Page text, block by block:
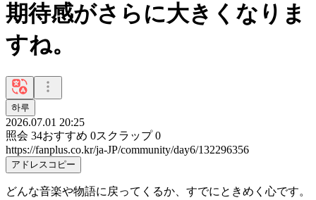
期待感がさらに大きくなりま
すね。
하루
2026.07.01 20:25
照会 34おすすめ 0スクラップ 0
https://fanplus.co.kr/ja-JP/community/day6/132296356
アドレスコピー
どんな音楽や物語に戻ってくるか、すでにときめく心です。